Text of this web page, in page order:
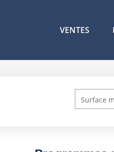
VENTES
Surface